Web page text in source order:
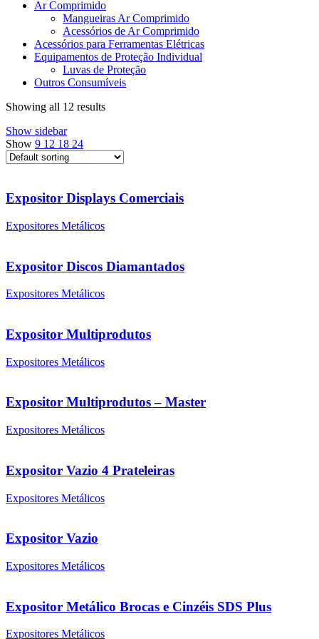
Ar Comprimido
Mangueiras Ar Comprimido
Acessórios de Ar Comprimido
Acessórios para Ferramentas Elétricas
Equipamentos de Proteção Individual
Luvas de Proteção
Outros Consumíveis
Showing all 12 results
Show sidebar
Show 9 12 18 24
Expositor Displays Comerciais
Expositores Metálicos
Expositor Discos Diamantados
Expositores Metálicos
Expositor Multiprodutos
Expositores Metálicos
Expositor Multiprodutos – Master
Expositores Metálicos
Expositor Vazio 4 Prateleiras
Expositores Metálicos
Expositor Vazio
Expositores Metálicos
Expositor Metálico Brocas e Cinzéis SDS Plus
Expositores Metálicos